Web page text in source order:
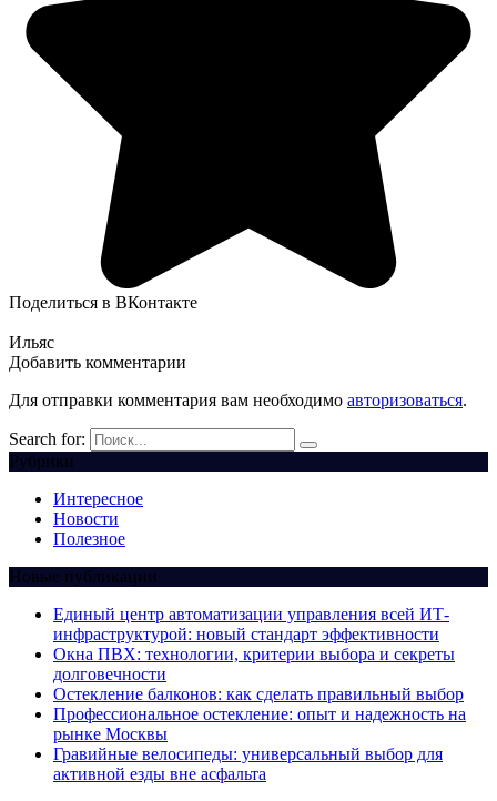
Поделиться в ВКонтакте
Ильяс
Добавить комментарии
Для отправки комментария вам необходимо авторизоваться.
Search for:
Рубрики
Интересное
Новости
Полезное
Новые публикации
Единый центр автоматизации управления всей ИТ-
инфраструктурой: новый стандарт эффективности
Окна ПВХ: технологии, критерии выбора и секреты
долговечности
Остекление балконов: как сделать правильный выбор
Профессиональное остекление: опыт и надежность на
рынке Москвы
Гравийные велосипеды: универсальный выбор для
активной езды вне асфальта